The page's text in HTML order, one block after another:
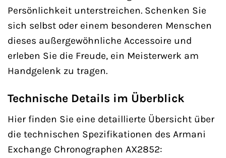
Persönlichkeit unterstreichen. Schenken Sie
sich selbst oder einem besonderen Menschen
dieses außergewöhnliche Accessoire und
erleben Sie die Freude, ein Meisterwerk am
Handgelenk zu tragen.
Technische Details im Überblick
Hier finden Sie eine detaillierte Übersicht über
die technischen Spezifikationen des Armani
Exchange Chronographen AX2852: